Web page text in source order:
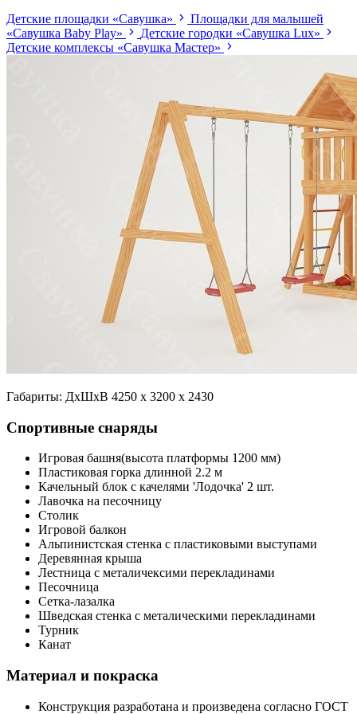
Детские площадки «Савушка»
Площадки для малышей
«Савушка Baby Play»
Детские городки «Савушка Lux»
Детские комплексы «Савушка Мастер»
Габариты: ДхШхВ 4250 х 3200 х 2430
Спортивные снаряды
Игровая башня(высота платформы 1200 мм)
Пластиковая горка длинной 2.2 м
Качельный блок с качелями 'Лодочка' 2 шт.
Лавочка на песочницу
Столик
Игровой балкон
Альпинистская стенка с пластиковыми выступами
Деревянная крыша
Лестница с металичексими перекладинами
Песочница
Сетка-лазалка
Шведская стенка с металическими перекладинами
Турник
Канат
Материал и покраска
Конструкция разработана и произведена согласно ГОСТ